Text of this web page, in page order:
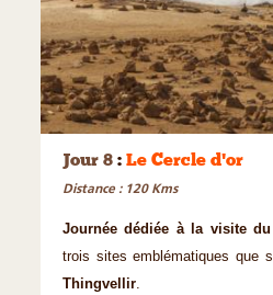
Jour 8 : Le Cercle d'or
Distance : 120 Kms
Journée dédiée à la visite
trois sites emblématiques que
Thingvellir.